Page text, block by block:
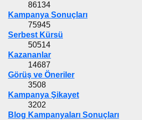
86134
Kampanya Sonuçları
75945
Serbest Kürsü
50514
Kazananlar
14687
Görüş ve Öneriler
3508
Kampanya Şikayet
3202
Blog Kampanyaları Sonuçları